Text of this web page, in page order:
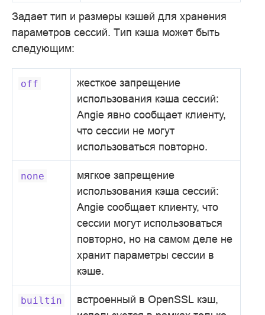
Задает тип и размеры кэшей для хранения
параметров сессий. Тип кэша может быть
следующим:
off
жесткое запрещение
использования кэша сессий:
Angie явно сообщает клиенту,
что сессии не могут
использоваться повторно.
none
мягкое запрещение
использования кэша сессий:
Angie сообщает клиенту, что
сессии могут использоваться
повторно, но на самом деле не
хранит параметры сессии в
кэше.
builtin
встроенный в OpenSSL кэш,